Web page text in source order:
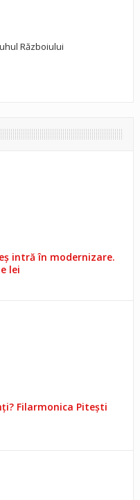
Războiului
intră în modernizare.
lei
Filarmonica Pitești